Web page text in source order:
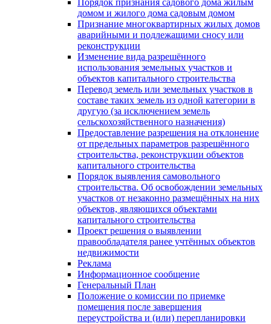
Порядок признания садового дома жилым
домом и жилого дома садовым домом
Признание многоквартирных жилых домов
аварийными и подлежащими сносу или
реконструкции
Изменение вида разрешённого
использования земельных участков и
объектов капитального строительства
Перевод земель или земельных участков в
составе таких земель из одной категории в
другую (за исключением земель
сельскохозяйственного назначения)
Предоставление разрешения на отклонение
от предельных параметров разрешённого
строительства, реконструкции объектов
капитального строительства
Порядок выявления самовольного
строительства. Об освобождении земельных
участков от незаконно размещённых на них
объектов, являющихся объектами
капитального строительства
Проект решения о выявлении
правообладателя ранее учтённых объектов
недвижимости
Реклама
Информационное сообщение
Генеральный План
Положение о комиссии по приемке
помещения после завершения
переустройства и (или) перепланировки